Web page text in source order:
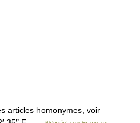
articles homonymes, voir